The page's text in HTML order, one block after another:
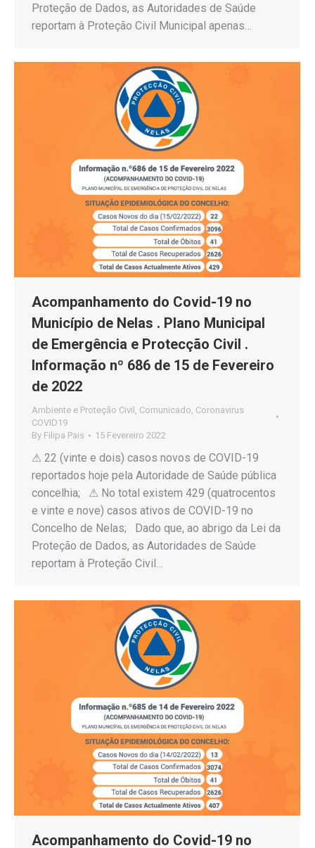
Proteção de Dados, as Autoridades de Saúde
reportam à Proteção Civil Municipal apenas…
Acompanhamento do Covid-19 no
Município de Nelas . Plano Municipal
de Emergência e Protecção Civil .
Informação nº 686 de 15 de Fevereiro
de 2022
Ambiente e Proteção Civil Comunicado Coronavirus
COVID19
By Filipa Pais 15 Fevereiro 2022
⚠ 22 (vinte e dois) casos novos de COVID-19
reportados hoje pela Autoridade de Saúde pública
concelhia; ⚠ No total existem 429 (quatrocentos
e vinte e nove) casos ativos de COVID-19 no
Concelho de Nelas; Dado que, ao abrigo da Lei da
Proteção de Dados, as Autoridades de Saúde
reportam à Proteção Civil…
Acompanhamento do Covid-19 no